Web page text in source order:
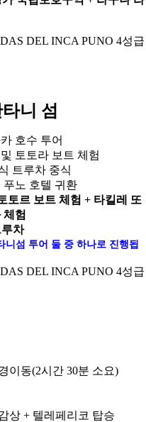
DEL INCA PUNO 4성급
니 섬
호수 투어
토토라 보트 체험
트루차 중식
푸노 호텔 귀환
토르 보트 체험 + 타킬레 또
험
차
섬 투어 둘 중 하나로 진행됩
DEL INCA PUNO 4성급
이동(2시간 30분 소요)
상 + 텔레페리코 탑승